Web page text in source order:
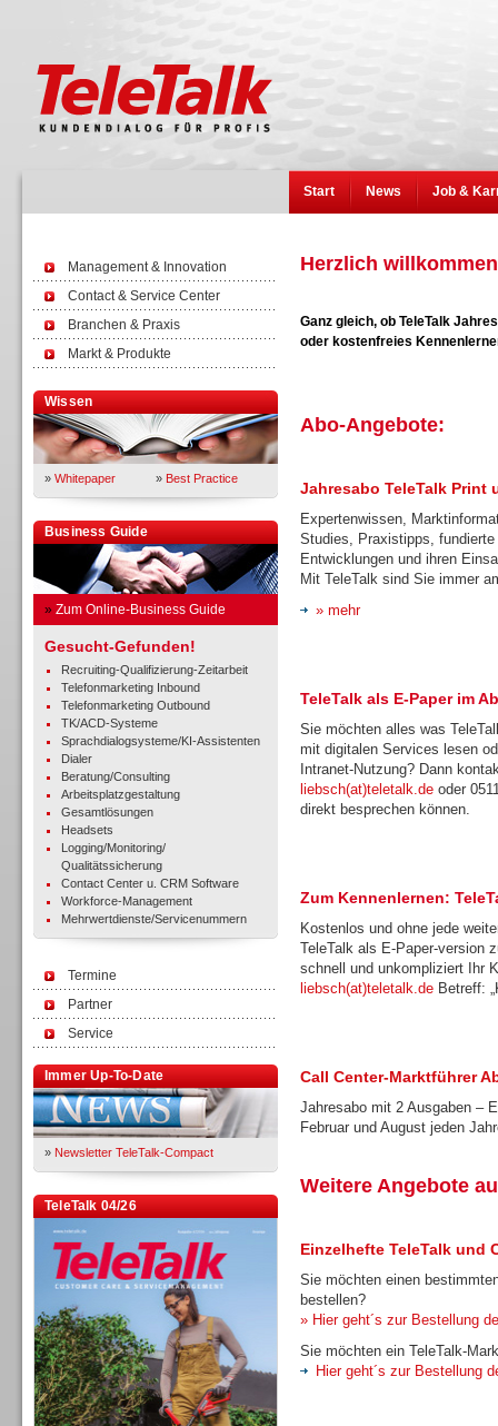
Start News Job &
Management & Innovation
Contact & Service Center
Branchen & Praxis
Markt & Produkte
Wissen
» Whitepaper » Best Practice
Business Guide
» Zum Online-Business Guide
Gesucht-Gefunden!
Recruiting-Qualifizierung-Zeitarbeit
Telefonmarketing Inbound
Telefonmarketing Outbound
TK/ACD-Systeme
Sprachdialogsysteme/KI-Assistenten
Dialer
Beratung/Consulting
Arbeitsplatzgestaltung
Gesamtlösungen
Headsets
Logging/Monitoring/
Qualitätssicherung
Contact Center u. CRM Software
Workforce-Management
Mehrwertdienste/Servicenummern
Termine
Partner
Service
Immer Up-To-Date
» Newsletter TeleTalk-Compact
TeleTalk 04/26
Herzlich
Ganz gleich, ob TeleTalk
oder kostenfreies
Abo-Angebote:
Jahresabo TeleTalk Print
Expertenwissen,
Studies, Praxistipps,
Entwicklungen und ihren
Mit TeleTalk sind Sie immer
» mehr
TeleTalk als E-Paper im
Sie möchten alles was
mit digitalen Services lesen
Intranet-Nutzung? Dann
liebsch(at)teletalk.de oder
direkt besprechen können.
Zum Kennenlernen:
Kostenlos und ohne jede
TeleTalk als E-Paper-version
schnell und unkompliziert Ihr
liebsch(at)teletalk.de Betreff:
Call Center-Marktführer
Jahresabo mit 2 Ausgaben –
Februar und August jeden
Weitere Angebote
Einzelhefte TeleTalk und
Sie möchten einen
bestellen?
» Hier geht´s zur Bestellung
Sie möchten ein TeleTalk-
Hier geht´s zur Bestellung